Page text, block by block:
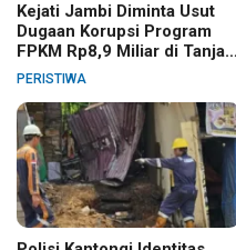
Kejati Jambi Diminta Usut
Dugaan Korupsi Program
FPKM Rp8,9 Miliar di Tanjab
Barat
PERISTIWA